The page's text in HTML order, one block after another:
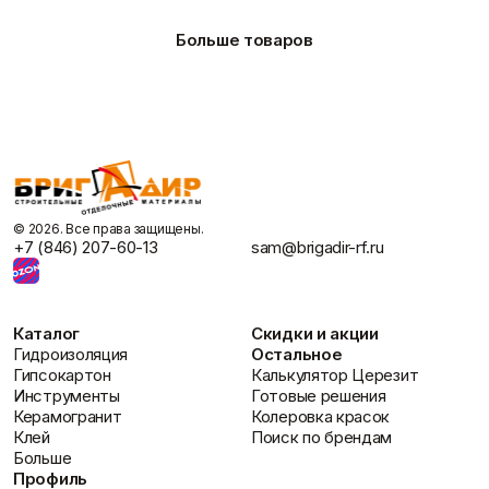
Какой срок годности у очистителя? Гарантированный
период хранения очистителя пены KRASS ULTRAFLEX
Бригадир
KRASS ULTRAFLEX 500 мл является универсальным и
эффективным решением для удаления монтажной пены.
Выбирая данный очиститель, вы обеспечиваете чистоту
своих инструментов и рабочей одежды. Ознакомьтесь с
условиями доставки и оплаты для вашего удобства.
Больше товаров
©️ 2026. Все права защищены.
+7 (846) 207-60-13 sam@brigadir-rf.ru
Каталог
Гидроизоляция
Гипсокартон
Инструменты
Керамогранит
Клей
Больше
Профиль
Скидки и акции
Остальное
Калькулятор Церезит
Готовые решения
Колеровка красок
Поиск по брендам